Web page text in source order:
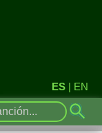
ES | EN